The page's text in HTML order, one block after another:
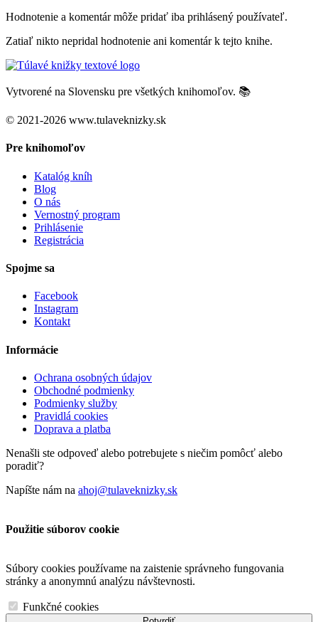
Hodnotenie a komentár môže pridať iba prihlásený používateľ.
Zatiaľ nikto nepridal hodnotenie ani komentár k tejto knihe.
Vytvorené na Slovensku pre všetkých knihomoľov. 📚
© 2021-2026 www.tulaveknizky.sk
Pre knihomoľov
Katalóg kníh
Blog
O nás
Vernostný program
Prihlásenie
Registrácia
Spojme sa
Facebook
Instagram
Kontakt
Informácie
Ochrana osobných údajov
Obchodné podmienky
Podmienky služby
Pravidlá cookies
Doprava a platba
Nenašli ste odpoveď alebo potrebujete s niečim pomôcť alebo
poradiť?
Napíšte nám na ahoj@tulaveknizky.sk
Použitie súborov cookie
Súbory cookies používame na zaistenie správneho fungovania
stránky a anonymnú analýzu návštevnosti.
Funkčné cookies